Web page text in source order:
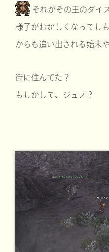
それがその王のダイ
様子がおかしくなってし
からも追い出される始末や
街に住んでた？
もしかして、ジュノ？